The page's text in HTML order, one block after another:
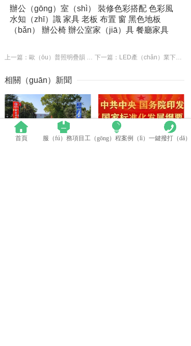
辦公（gōng）室（shì） 裝修色彩搭配 色彩風
水知（zhī）識 家具 老板 布置 窗 黑色地板
（bǎn） 辦公椅 辦公室家（jiā）具 餐廳家具
上一篇：歐（ōu）普照明疊韻 LED餐廳現代裝飾燈 下一篇：LED產（chǎn）業下半年恐麵臨再次旺季不旺危機 - 水暖配件（jiàn）資訊（xùn） - 水暖配件網
相關（guān）新聞
首頁 服（fú）務項目 工（gōng）程案例（lì） 一鍵撥打（dǎ）